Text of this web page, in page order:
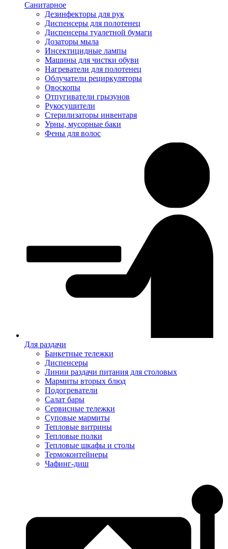
Санитарное
Дезинфекторы для рук
Диспенсеры для полотенец
Диспенсеры туалетной бумаги
Дозаторы мыла
Инсектицидные лампы
Машины для чистки обуви
Нагреватели для полотенец
Облучатели рециркуляторы
Овоскопы
Отпугиватели грызунов
Рукосушители
Стерилизаторы инвентаря
Урны, мусорные баки
Фены для волос
Для раздачи
Банкетные тележки
Диспенсеры
Линии раздачи питания для столовых
Мармиты вторых блюд
Подогреватели
Салат бары
Сервисные тележки
Суповые мармиты
Тепловые витрины
Тепловые полки
Тепловые шкафы и столы
Термоконтейнеры
Чафинг-диш